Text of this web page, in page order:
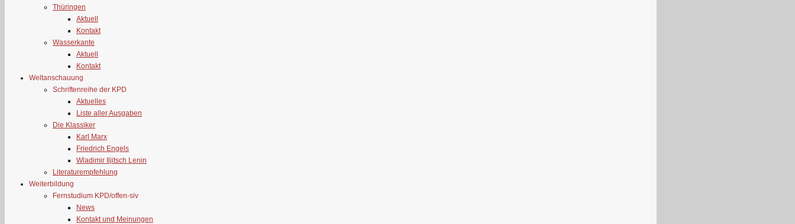
Thüringen
Aktuell
Kontakt
Wasserkante
Aktuell
Kontakt
Weltanschauung
Schriftenreihe der KPD
Aktuelles
Liste aller Ausgaben
Die Klassiker
Karl Marx
Friedrich Engels
Wladimir Iljitsch Lenin
Literaturempfehlung
Weiterbildung
Fernstudium KPD/offen-siv
News
Kontakt und Meinungen